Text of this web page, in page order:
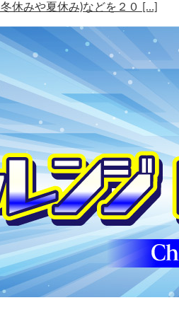
休みや夏休み)などを２０ […]